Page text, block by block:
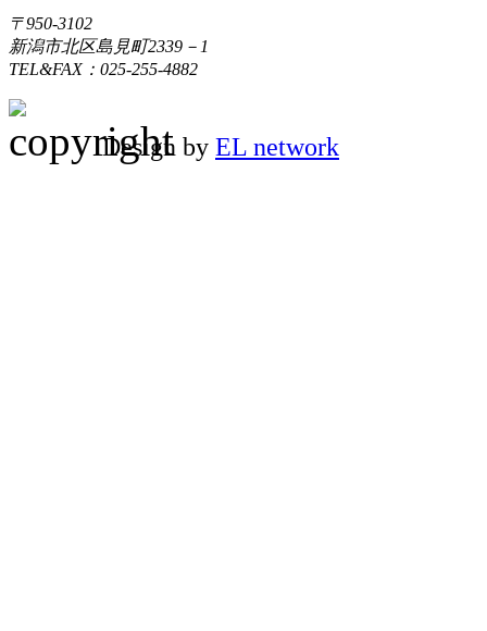
〒950-3102
新潟市北区島見町2339－1
TEL&FAX：025-255-4882
Design by EL network